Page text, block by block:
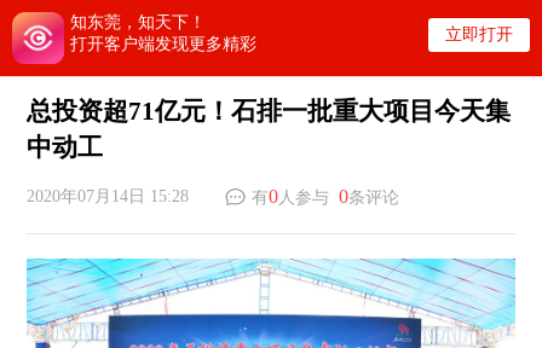
知东莞，知天下！
打开客户端发现更多精彩
立即打开
总投资超71亿元！石排一批重大项目今天集
中动工
2020年07月14日 15:28 有0人参与0条评论